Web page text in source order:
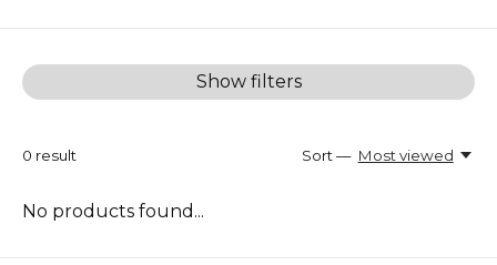
Show filters
0 result Sort — Most viewed
No products found...